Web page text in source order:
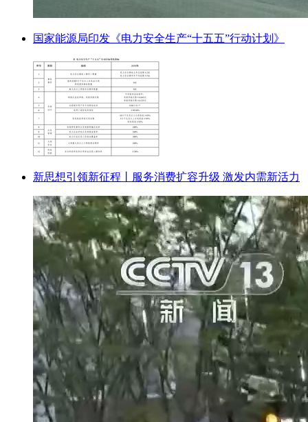
国家能源局印发《电力安全生产“十五五”行动计划》
新思想引领新征程丨服务消费扩容升级 激发内需新活力